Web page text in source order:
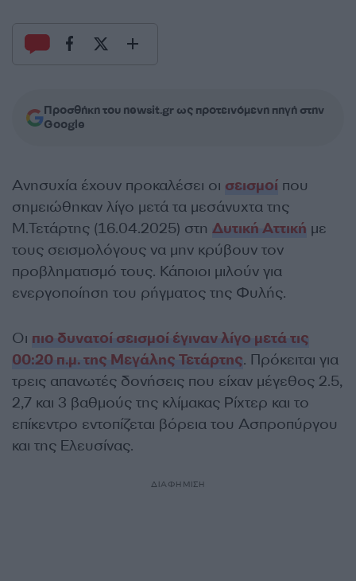
Προσθήκη του newsit.gr ως προτεινόμενη πηγή στην
Google
Ανησυχία έχουν προκαλέσει οι σεισμοί που
σημειώθηκαν λίγο μετά τα μεσάνυχτα της
Μ.Τετάρτης (16.04.2025) στη Δυτική Αττική με
τους σεισμολόγους να μην κρύβουν τον
προβληματισμό τους. Κάποιοι μιλούν για
ενεργοποίηση του ρήγματος της Φυλής.
Οι πιο δυνατοί σεισμοί έγιναν λίγο μετά τις
00:20 π.μ. της Μεγάλης Τετάρτης. Πρόκειται για
τρεις απανωτές δονήσεις που είχαν μέγεθος 2.5,
2,7 και 3 βαθμούς της κλίμακας Ρίχτερ και το
επίκεντρο εντοπίζεται βόρεια του Ασπροπύργου
και της Ελευσίνας.
ΔΙΑΦΗΜΙΣΗ